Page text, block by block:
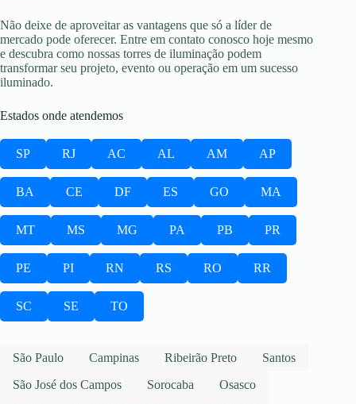
Não deixe de aproveitar as vantagens que só a líder de
mercado pode oferecer. Entre em contato conosco hoje mesmo
e descubra como nossas torres de iluminação podem
transformar seu projeto, evento ou operação em um sucesso
iluminado.
Estados onde atendemos
SP RJ AC AL AM AP
BA CE DF ES GO MA
MT MS MG PA PB PR
PE PI RN RS RO RR
SC SE TO
São Paulo Campinas Ribeirão Preto
Santos
São José dos Campos
Sorocaba
Osasco